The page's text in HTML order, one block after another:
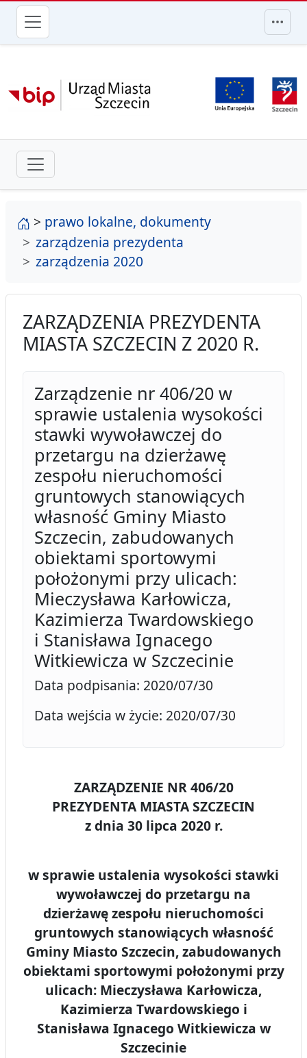
przejdź do głównego menu
strona główna
> prawo lokalne, dokumenty
zarządzenia prezydenta
zarządzenia 2020
ZARZĄDZENIA PREZYDENTA
MIASTA SZCZECIN Z 2020 R.
Zarządzenie nr 406/20 w
sprawie ustalenia wysokości
stawki wywoławczej do
przetargu na dzierżawę
zespołu nieruchomości
gruntowych stanowiących
własność Gminy Miasto
Szczecin, zabudowanych
obiektami sportowymi
położonymi przy ulicach:
Mieczysława Karłowicza,
Kazimierza Twardowskiego
i Stanisława Ignacego
Witkiewicza w Szczecinie
Data podpisania: 2020/07/30
Data wejścia w życie: 2020/07/30
ZARZĄDZENIE NR 406/20
PREZYDENTA MIASTA SZCZECIN
z dnia 30 lipca 2020 r.
w sprawie ustalenia wysokości stawki
wywoławczej do przetargu na
dzierżawę zespołu nieruchomości
gruntowych stanowiących własność
Gminy Miasto Szczecin, zabudowanych
obiektami sportowymi położonymi przy
ulicach: Mieczysława Karłowicza,
Kazimierza Twardowskiego i
Stanisława Ignacego Witkiewicza w
Szczecinie